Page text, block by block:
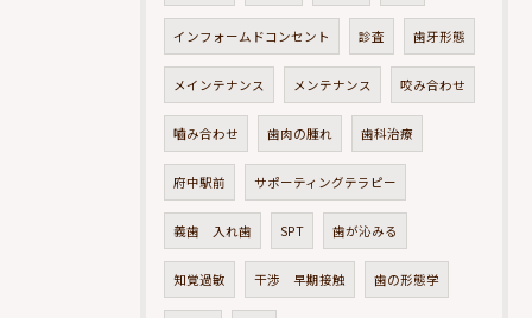
インフォームドコンセント 診査 歯牙形態
メインテナンス メンテナンス 咬み合わせ
嚙み合わせ 歯肉の腫れ 歯科治療
府中駅前 サポーティングテラピー
義歯 入れ歯 SPT 歯が沁みる
知覚過敏 干渉 早期接触 歯の形態学